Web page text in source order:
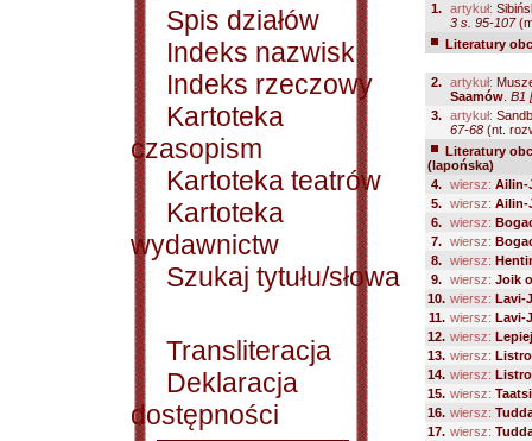
Spis działów
Indeks nazwisk
Indeks rzeczowy
Kartoteka
czasopism
Kartoteka teatrów
Kartoteka
wydawnictw
Szukaj tytułu/słowa
Transliteracja
Deklaracja
dostępności
1. artykuł:
3 s. 95-107
Literatury
2. artykuł:
Saamów B1
3. artykuł:
67-68 (nt.
Literatury
(lapońska)
4. wiersz: Ailin-
5. wiersz: Ailin-
6. wiersz:
7. wiersz:
8. wiersz:
9. wiersz: Joik
10. wiersz: Lavi-
11. wiersz: Lavi-
12. wiersz:
13. wiersz:
14. wiersz:
15. wiersz:
16. wiersz:
17. wiersz: